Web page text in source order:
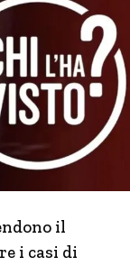
il
i casi di